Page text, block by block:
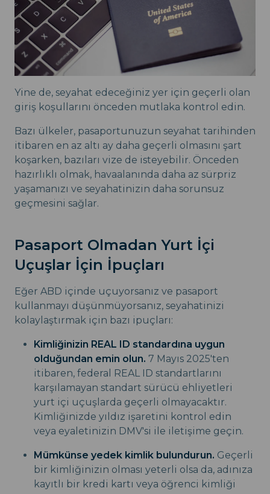
Yine de, seyahat edeceğiniz yer için geçerli olan
giriş koşullarını önceden mutlaka kontrol edin.
Bazı ülkeler, pasaportunuzun seyahat tarihinden
itibaren en az altı ay daha geçerli olmasını şart
koşarken, bazıları vize de isteyebilir. Önceden
hazırlıklı olmak, havaalanında daha az sürpriz
yaşamanızı ve seyahatinizin daha sorunsuz
geçmesini sağlar.
Pasaport Olmadan Yurt İçi
Uçuşlar İçin İpuçları
Eğer ABD içinde uçuyorsanız ve pasaport
kullanmayı düşünmüyorsanız, seyahatinizi
kolaylaştırmak için bazı ipuçları:
Kimliğinizin REAL ID standardına uygun
olduğundan emin olun. 7 Mayıs 2025'ten
itibaren, federal REAL ID standartlarını
karşılamayan standart sürücü ehliyetleri
yurt içi uçuşlarda geçerli olmayacaktır.
Kimliğinizde yıldız işaretini kontrol edin
veya eyaletinizin DMV'si ile iletişime geçin.
Mümkünse yedek kimlik bulundurun. Geçerli
bir kimliğinizin olması yeterli olsa da, adınıza
kayıtlı bir kredi kartı veya öğrenci kimliği